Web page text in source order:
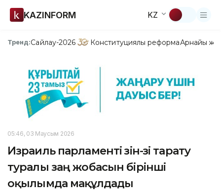
KAZINFORM KZ
Тренд:Сайлау-2026 Конституциялық реформаАрнайы
05:46, 03 Маусым 2026
Израиль парламенті өзін-өзі тарату
туралы заң жобасын бірінші
оқылымда мақұлдады